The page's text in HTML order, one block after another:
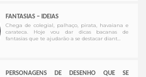
FANTASIAS – IDEIAS
Chega de colegial, palhaço, pirata, havaiana e
carateca. Hoje vou dar dicas bacanas de
fantasias que te ajudarão a se destacar diant...
PERSONAGENS DE DESENHO QUE SE